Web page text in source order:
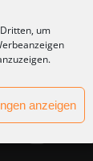
um
anzeigen